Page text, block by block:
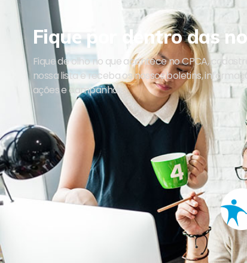
Fique por dentro das
Fique de olho no que acontece no CPCA,
nossa lista e receba os nossos boletins,
ações e campanhas.